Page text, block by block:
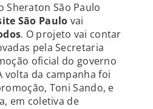
Sheraton São Paulo
São Paulo vai
. O projeto vai contar
pela Secretaria
oficial do governo
volta da campanha foi
Toni Sando, e
em coletiva de